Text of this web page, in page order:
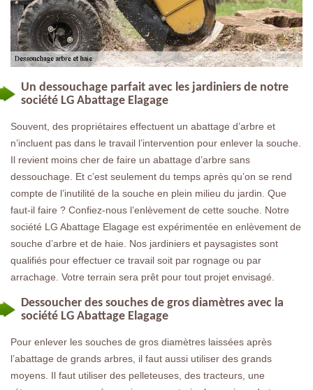
Un dessouchage parfait avec les jardiniers de notre
société LG Abattage Elagage
Souvent, des propriétaires effectuent un abattage d’arbre et
n’incluent pas dans le travail l’intervention pour enlever la souche.
Il revient moins cher de faire un abattage d’arbre sans
dessouchage. Et c’est seulement du temps après qu’on se rend
compte de l’inutilité de la souche en plein milieu du jardin. Que
faut-il faire ? Confiez-nous l’enlèvement de cette souche. Notre
société LG Abattage Elagage est expérimentée en enlèvement de
souche d’arbre et de haie. Nos jardiniers et paysagistes sont
qualifiés pour effectuer ce travail soit par rognage ou par
arrachage. Votre terrain sera prêt pour tout projet envisagé.
Dessoucher des souches de gros diamètres avec la
société LG Abattage Elagage
Pour enlever les souches de gros diamètres laissées après
l’abattage de grands arbres, il faut aussi utiliser des grands
moyens. Il faut utiliser des pelleteuses, des tracteurs, une